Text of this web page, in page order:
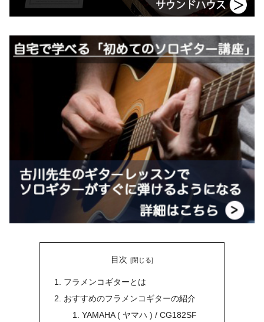
目次
フラメンコギターとは
おすすめのフラメンコギターの紹介
YAMAHA ( ヤマハ ) / CG182SF